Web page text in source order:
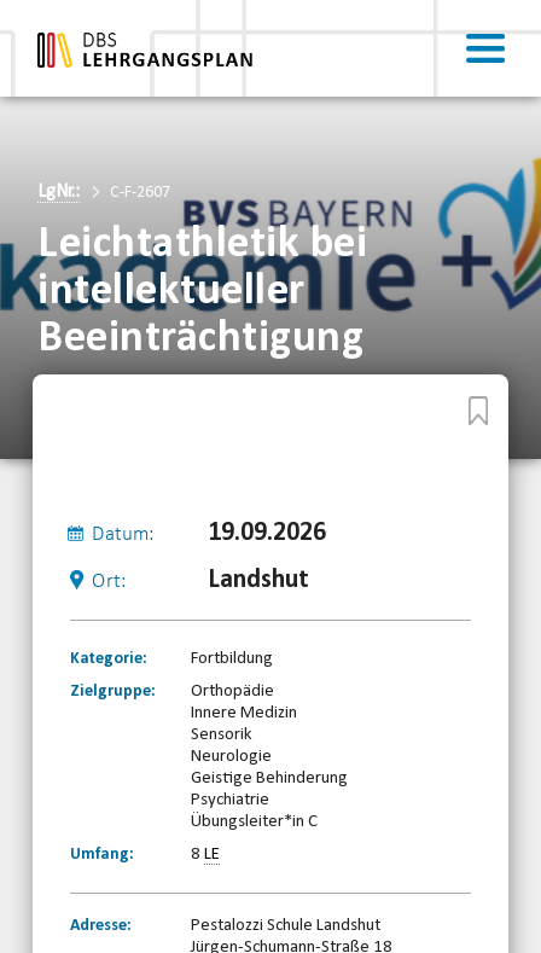
LgNr.: C-F-2607
Leichtathletik bei
intellektueller
Beeinträchtigung
Datum: 19.09.2026
Ort: Landshut
Kategorie:
Fortbildung
Zielgruppe:
Orthopädie
Innere Medizin
Sensorik
Neurologie
Geistige Behinderung
Psychiatrie
Übungsleiter*in C
Umfang:
8LE
Adresse:
Pestalozzi Schule Landshut
Jürgen-Schumann-Straße 18